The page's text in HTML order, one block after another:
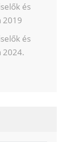
és
2019
és
2024.